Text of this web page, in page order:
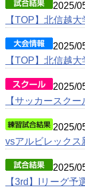
2025/
【TOP】北信越
2025/
【TOP】北信越
2025/
【サッカースク
2025/
vsアルビレックス
2025/
【3rd】Iリーグ